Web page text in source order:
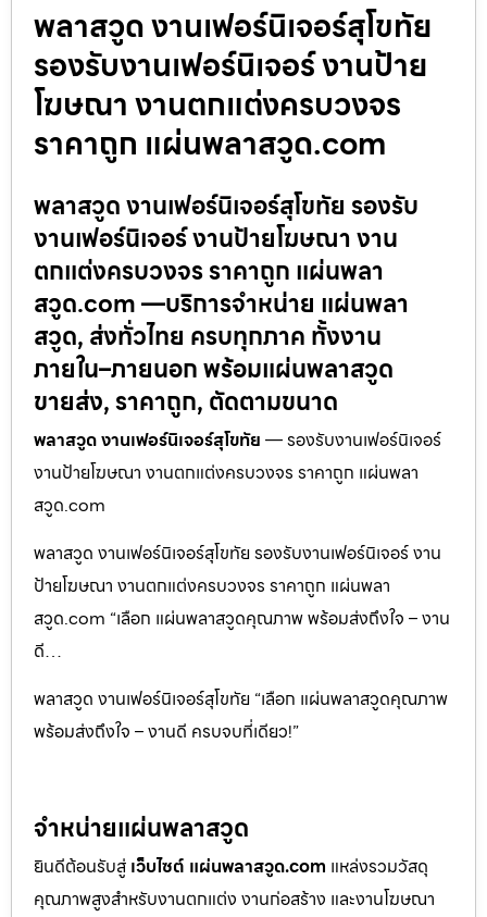
พลาสวูด งานเฟอร์นิเจอร์สุโขทัย
รองรับงานเฟอร์นิเจอร์ งานป้าย
โฆษณา งานตกแต่งครบวงจร
ราคาถูก แผ่นพลาสวูด.com
พลาสวูด งานเฟอร์นิเจอร์สุโขทัย รองรับ
งานเฟอร์นิเจอร์ งานป้ายโฆษณา งาน
ตกแต่งครบวงจร ราคาถูก แผ่นพลา
สวูด.com —บริการจำหน่าย แผ่นพลา
สวูด, ส่งทั่วไทย ครบทุกภาค ทั้งงาน
ภายใน–ภายนอก พร้อมแผ่นพลาสวูด
ขายส่ง, ราคาถูก, ตัดตามขนาด
พลาสวูด งานเฟอร์นิเจอร์สุโขทัย — รองรับงานเฟอร์นิเจอร์
งานป้ายโฆษณา งานตกแต่งครบวงจร ราคาถูก แผ่นพลา
สวูด.com
พลาสวูด งานเฟอร์นิเจอร์สุโขทัย รองรับงานเฟอร์นิเจอร์ งาน
ป้ายโฆษณา งานตกแต่งครบวงจร ราคาถูก แผ่นพลา
สวูด.com “เลือก แผ่นพลาสวูดคุณภาพ พร้อมส่งถึงใจ – งาน
ดี…
พลาสวูด งานเฟอร์นิเจอร์สุโขทัย “เลือก แผ่นพลาสวูดคุณภาพ
พร้อมส่งถึงใจ – งานดี ครบจบที่เดียว!”
จำหน่ายแผ่นพลาสวูด
ยินดีต้อนรับสู่ เว็บไซต์ แผ่นพลาสวูด.com แหล่งรวมวัสดุ
คุณภาพสูงสำหรับงานตกแต่ง งานก่อสร้าง และงานโฆษณา